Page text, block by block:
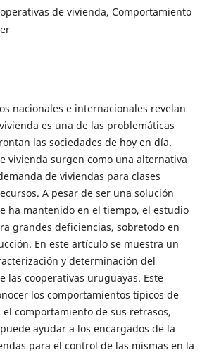
de vivienda, Comportamiento
nacionales e internacionales revelan
es una de las problemáticas
las sociedades de hoy en día.
vivienda surgen como una alternativa
de viviendas para clases
A pesar de ser una solución
ha mantenido en el tiempo, el estudio
grandes deficiencias, sobretodo en
En este artículo se muestra un
y determinación del
las cooperativas uruguayas. Este
los comportamientos típicos de
comportamiento de sus retrasos,
ayudar a los encargados de la
para el control de las mismas en la